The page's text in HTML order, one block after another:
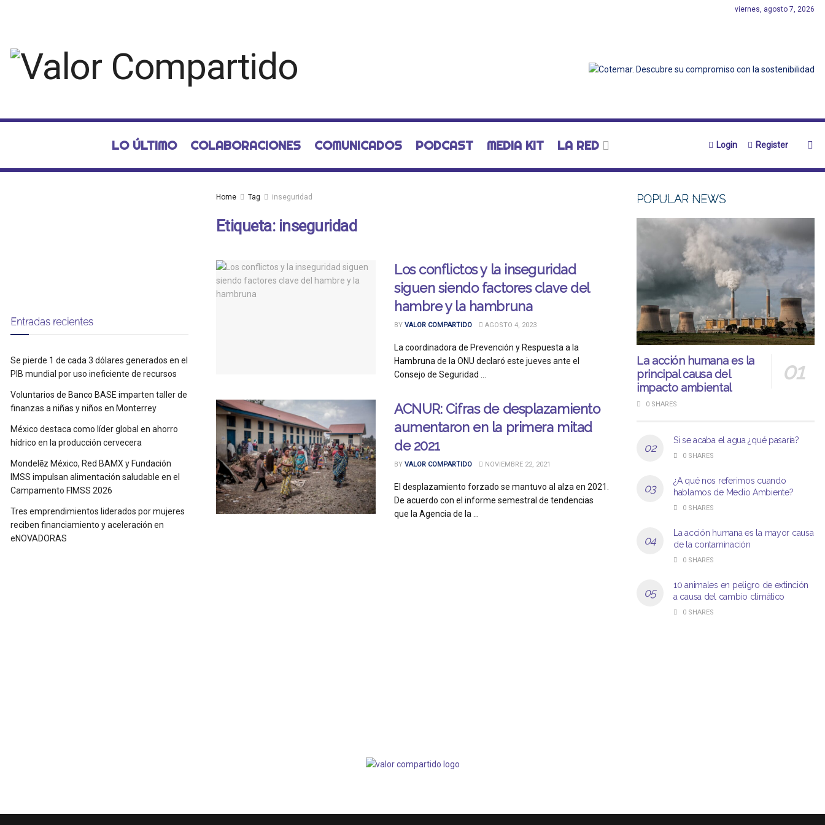
viernes, agosto 7, 2026
LO ÚLTIMO COLABORACIONES COMUNICADOS PODCAST MEDIA KIT LA RED Login Register
Home Tag inseguridad
Etiqueta: inseguridad
Los conflictos y la inseguridad
siguen siendo factores clave del
hambre y la hambruna
BY VALOR COMPARTIDO AGOSTO 4, 2023
La coordinadora de Prevención y Respuesta a la
Hambruna de la ONU declaró este jueves ante el
Consejo de Seguridad ...
ACNUR: Cifras de desplazamiento
aumentaron en la primera mitad
de 2021
BY VALOR COMPARTIDO NOVIEMBRE 22, 2021
El desplazamiento forzado se mantuvo al alza en 2021.
De acuerdo con el informe semestral de tendencias
que la Agencia de la ...
Entradas recientes
Se pierde 1 de cada 3 dólares generados en el
PIB mundial por uso ineficiente de recursos
Voluntarios de Banco BASE imparten taller de
finanzas a niñas y niños en Monterrey
México destaca como líder global en ahorro
hídrico en la producción cervecera
Mondelēz México, Red BAMX y Fundación
IMSS impulsan alimentación saludable en el
Campamento FIMSS 2026
Tres emprendimientos liderados por mujeres
reciben financiamiento y aceleración en
eNOVADORAS
POPULAR NEWS
La acción humana es la
principal causa del
impacto ambiental
0 SHARES
Si se acaba el agua ¿qué pasaría?
0 SHARES
¿A qué nos referimos cuando
hablamos de Medio Ambiente?
0 SHARES
La acción humana es la mayor causa
de la contaminación
0 SHARES
10 animales en peligro de extinción
a causa del cambio climático
0 SHARES